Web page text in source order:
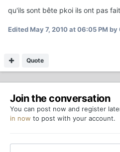
qu'ils sont bête pkoi ils ont pas
EditedMay 7, 2010 at 06:05 PM by
Quote
Join the conversation
You can post now and register
in now to post with your account.